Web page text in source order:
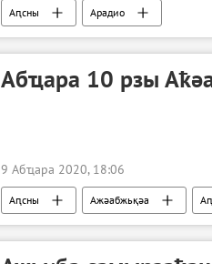
Аԥсны Арадио
Абҵара 10 рзы
9 Абҵара 2020, 18:06
Аԥсны Ажәабжьқәа